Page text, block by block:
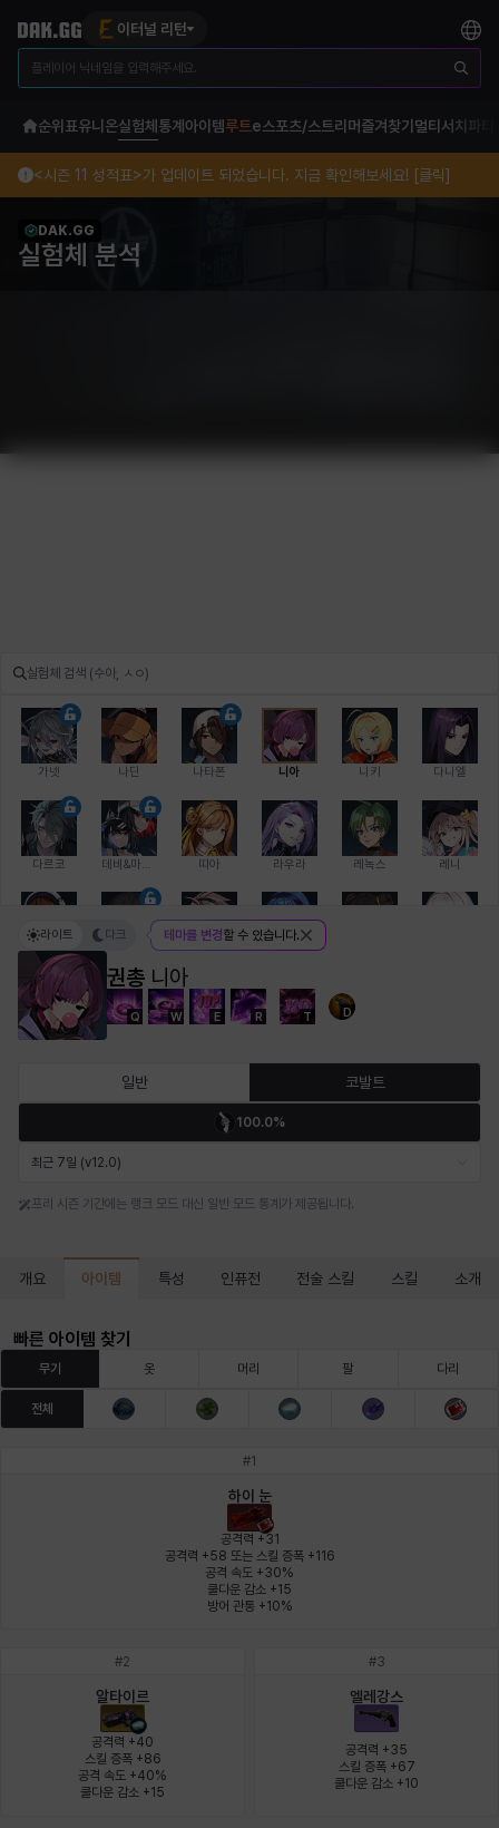
이터널 리턴
순위표유니온실험체 통계 아이템루트e스포츠/스트리머 즐겨찾기 멀티서치 파티
<시즌 11 성적표>가 업데이트 되었습니다. 지금 확인해보세요! [클릭]
DAK.GG
실험체 분석
가넷 나딘 나타폰 니아 니키 다니엘
다르코 띠아 라우라 레녹스 레니
레온 루크 르노어
바바라 버니스 블레어 비앙카 비형 샬럿
아야 아이솔 아이작 알렉스 알론소 얀
유스티나 유키
이안 재키
카밀로 캐시
권총 니아
Q W E R T D
라이트 다크 테마를 변경할 수 있습니다.
일반 코발트
100.0%
최근 7일 (v12.0)
프리 시즌 기간에는 랭크 모드 대신 일반 모드 통계가 제공됩니다.
개요 아이템 특성 인퓨전 전술 스킬 스킬 소개
빠른 아이템 찾기
무기 옷 머리 팔 다리
전체
#1
하이 눈
공격력 +31
공격력 +58 또는 스킬 증폭 +116
공격 속도 +30%
쿨다운 감소 +15
방어 관통 +10%
#2
알타이르
공격력 +40
스킬 증폭 +86
공격 속도 +40%
쿨다운 감소 +15
#3
엘레강스
공격력 +35
스킬 증폭 +67
쿨다운 감소 +10